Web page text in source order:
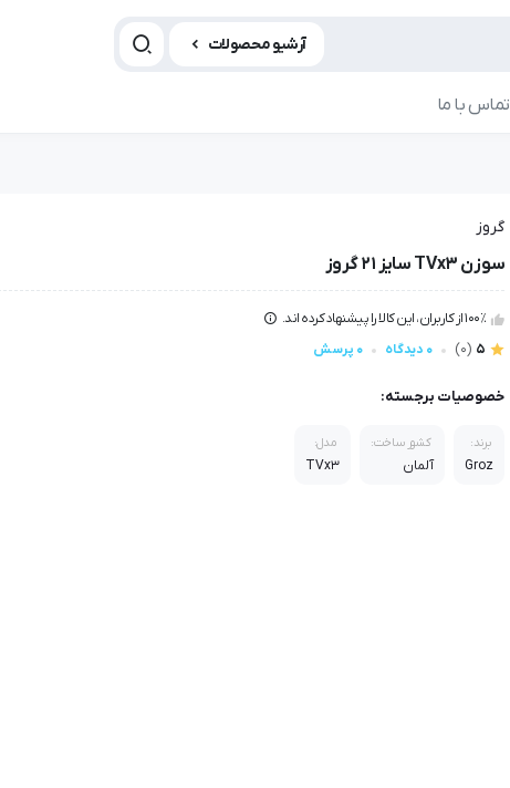
آرشیو محصولات
تماس با ما
گروز
سوزن TVx3 سایز 21 گروز
100٪ از کاربران، این کالا را پیشنهاد کرده اند.
5
(0) 0 دیدگاه 0 پرسش
خصوصیات برجسته:
برند:
Groz
کشور ساخت:
آلمان
مدل:
TVx3